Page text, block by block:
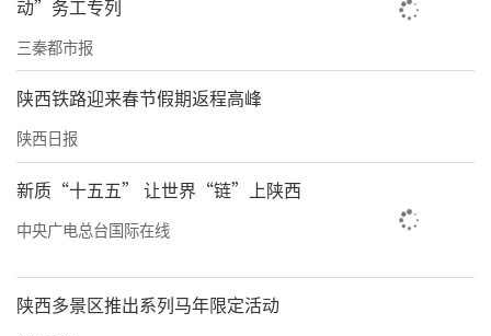
动”务工专列
三秦都市报
陕西铁路迎来春节假期返程高峰
陕西日报
新质“十五五” 让世界“链”上陕西
中央广电总台国际在线
陕西多景区推出系列马年限定活动